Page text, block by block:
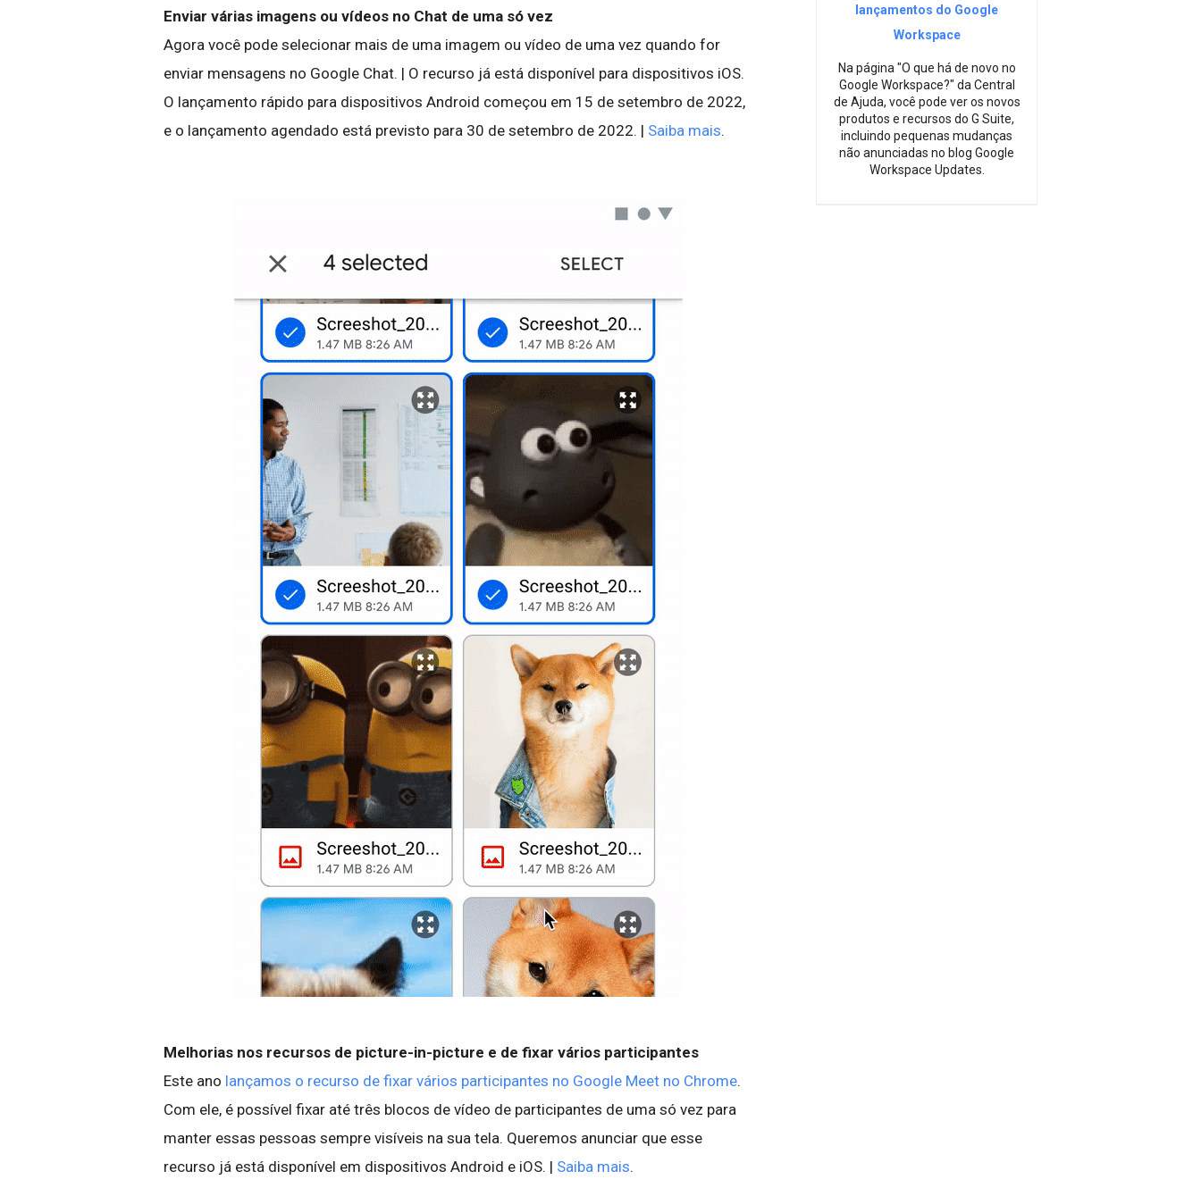
Enviar várias imagens ou vídeos no Chat de uma só vez
Agora você pode selecionar mais de uma imagem ou vídeo de uma vez quando for
enviar mensagens no Google Chat. | O recurso já está disponível para dispositivos iOS.
O lançamento rápido para dispositivos Android começou em 15 de setembro de 2022,
e o lançamento agendado está previsto para 30 de setembro de 2022. | Saiba mais.
Melhorias nos recursos de picture-in-picture e de fixar vários participantes
Este ano lançamos o recurso de fixar vários participantes no Google Meet no Chrome.
Com ele, é possível fixar até três blocos de vídeo de participantes de uma só vez para
manter essas pessoas sempre visíveis na sua tela. Queremos anunciar que esse
recurso já está disponível em dispositivos Android e iOS. | Saiba mais.
lançamentos do Google
Workspace
Na página "O que há de novo no
Google Workspace?" da Central
de Ajuda, você pode ver os novos
produtos e recursos do G Suite,
incluindo pequenas mudanças
não anunciadas no blog Google
Workspace Updates.